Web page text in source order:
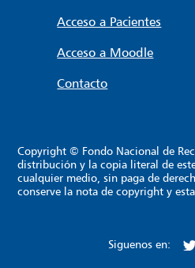
Acceso a Pacientes
Acceso a Moodle
Contacto
Copyright © Fondo Nacional de
distribución y la copia literal de
cualquier medio, sin paga de
conserve la nota de copyright y
Siguenos en: